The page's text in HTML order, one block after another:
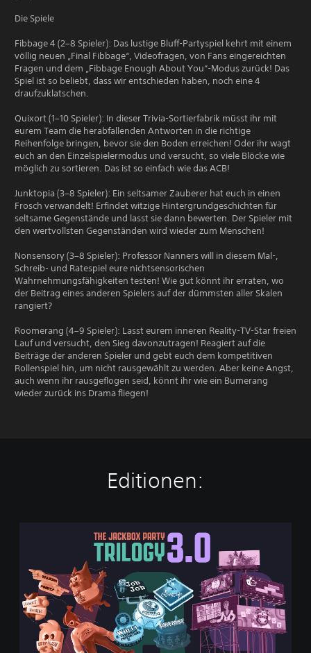
Die Spiele
Fibbage 4 (2–8 Spieler): Das lustige Bluff-Partyspiel kehrt mit einem
völlig neuen „Final Fibbage“, Videofragen, von Fans eingereichten
Fragen und dem „Fibbage Enough About You“-Modus zurück! Das
Spiel ist so beliebt, dass wir entschieden haben, noch eine 4
draufzuklatschen.
Quixort (1–10 Spieler): In dieser Trivia-Sortierfabrik müsst ihr mit
eurem Team die herabfallenden Antworten in die richtige
Reihenfolge bringen, bevor sie den Boden erreichen! Oder ihr wagt
euch an den Einzelspielermodus und versucht, so viele Blöcke wie
möglich zu sortieren. Das ist so einfach wie das ACB!
Junktopia (3–8 Spieler): Ein seltsamer Zauberer hat euch in einen
Frosch verwandelt! Erfindet witzige Hintergrundgeschichten für
seltsame Gegenstände und lasst sie dann bewerten. Der Spieler mit
den wertvollsten Gegenständen wird wieder zum Menschen!
Nonsensory (3–8 Spieler): Professor Nanners will in diesem Mal-,
Schreib- und Ratespiel eure nichtsensorischen
Wahrnehmungsfähigkeiten testen! Wie gut könnt ihr erraten, wo
der Beitrag eines anderen Spielers auf der dümmsten aller Skalen
rangiert?
Roomerang (4–9 Spieler): Lasst eurem inneren Reality-TV-Star freien
Lauf und versucht, den Sieg davonzutragen! Reagiert auf die
Beiträge der anderen Spieler und gebt euch dem kompetitiven
Rollenspiel hin, um nicht rausgewählt zu werden. Aber keine Angst,
auch wenn ihr rausgeflogen seid, könnt ihr wie ein Bumerang
wieder zurück ins Drama fliegen!
Editionen:
k